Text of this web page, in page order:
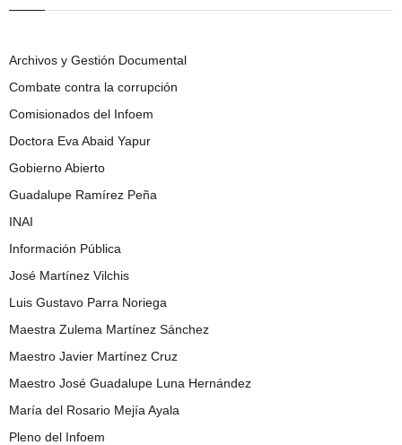
Archivos y Gestión Documental
Combate contra la corrupción
Comisionados del Infoem
Doctora Eva Abaid Yapur
Gobierno Abierto
Guadalupe Ramírez Peña
INAI
Información Pública
José Martínez Vilchis
Luis Gustavo Parra Noriega
Maestra Zulema Martínez Sánchez
Maestro Javier Martínez Cruz
Maestro José Guadalupe Luna Hernández
María del Rosario Mejía Ayala
Pleno del Infoem